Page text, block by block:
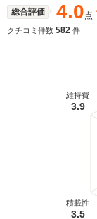
総合評価 4.0点
クチコミ件数 582 件
積載性
3.5
維持費
3.9